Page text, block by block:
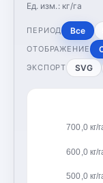
Ед. изм.: кг/га
ПЕРИОД Все
ОТОБРАЖЕНИЕ
ЭКСПОРТ SVG
500,0 кг/
600,0 кг/
700,0 кг/